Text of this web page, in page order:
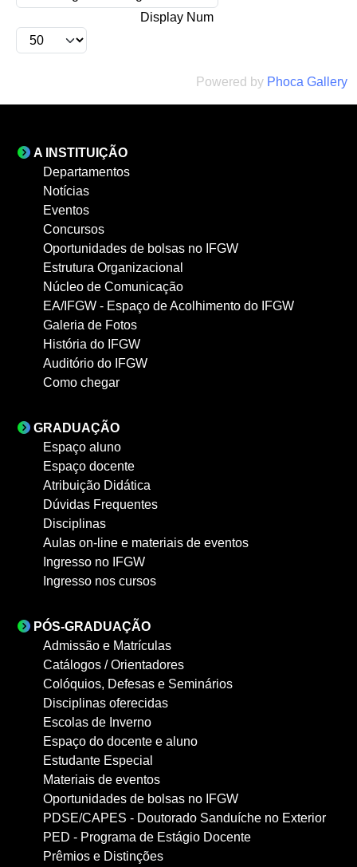
Display Num
Powered by Phoca Gallery
A INSTITUIÇÃO
Departamentos
Notícias
Eventos
Concursos
Oportunidades de bolsas no IFGW
Estrutura Organizacional
Núcleo de Comunicação
EA/IFGW - Espaço de Acolhimento do IFGW
Galeria de Fotos
História do IFGW
Auditório do IFGW
Como chegar
GRADUAÇÃO
Espaço aluno
Espaço docente
Atribuição Didática
Dúvidas Frequentes
Disciplinas
Aulas on-line e materiais de eventos
Ingresso no IFGW
Ingresso nos cursos
PÓS-GRADUAÇÃO
Admissão e Matrículas
Catálogos / Orientadores
Colóquios, Defesas e Seminários
Disciplinas oferecidas
Escolas de Inverno
Espaço do docente e aluno
Estudante Especial
Materiais de eventos
Oportunidades de bolsas no IFGW
PDSE/CAPES - Doutorado Sanduíche no Exterior
PED - Programa de Estágio Docente
Prêmios e Distinções